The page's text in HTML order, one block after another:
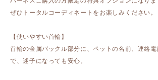
ぜひトータルコーディネートをお楽しみください。
【使いやすい首輪】
首輪の金属バックル部分に、ペットの名前、連絡
で、迷子になっても安心。